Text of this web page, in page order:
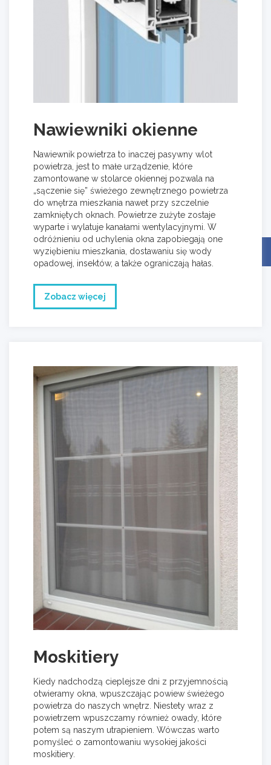
Nawiewniki okienne
Nawiewnik powietrza to inaczej pasywny wlot
powietrza, jest to małe urządzenie, które
zamontowane w stolarce okiennej pozwala na
„sączenie się” świeżego zewnętrznego powietrza
do wnętrza mieszkania nawet przy szczelnie
zamkniętych oknach. Powietrze zużyte zostaje
wyparte i wylatuje kanałami wentylacyjnymi. W
odróżnieniu od uchylenia okna zapobiegają one
wyziębieniu mieszkania, dostawaniu się wody
opadowej, insektów, a także ograniczają hałas.
Zobacz więcej
Moskitiery
Kiedy nadchodzą cieplejsze dni z przyjemnością
otwieramy okna, wpuszczając powiew świeżego
powietrza do naszych wnętrz. Niestety wraz z
powietrzem wpuszczamy również owady, które
potem są naszym utrapieniem. Wówczas warto
pomyśleć o zamontowaniu wysokiej jakości
moskitiery.